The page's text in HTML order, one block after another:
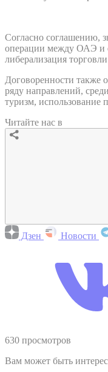
Согласно соглашению,
операции между ОАЭ и
либерализация
Договоренности также
ряду направлений,
туризм, использование
Читайте нас в
Дзен Новости
630 просмотров
Вам может быть